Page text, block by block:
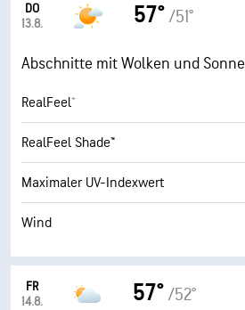
DO
13.8.
57° /51°
Abschnitte mit Wolken und Sonne
RealFeel®
RealFeel Shade™
Maximaler UV-Indexwert
Wind
FR
14.8.
57° /52°